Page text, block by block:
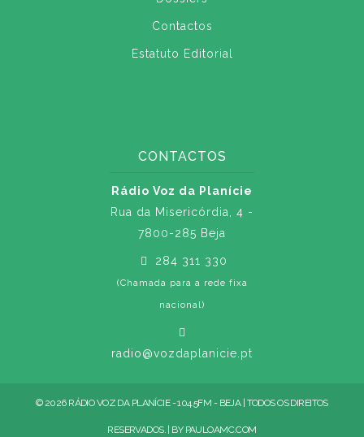
Contactos
Estatuto Editorial
CONTACTOS
Rádio Voz da Planície
Rua da Misericórdia, 4 -
7800-285 Beja
284 311 330
(Chamada para a rede fixa
nacional)
radio@vozdaplanicie.pt
© 2026 RÁDIO VOZ DA PLANÍCIE - 104.5FM - BEJA | TODOS OS DIREITOS
RESERVADOS. | BY PAULOAMC.COM